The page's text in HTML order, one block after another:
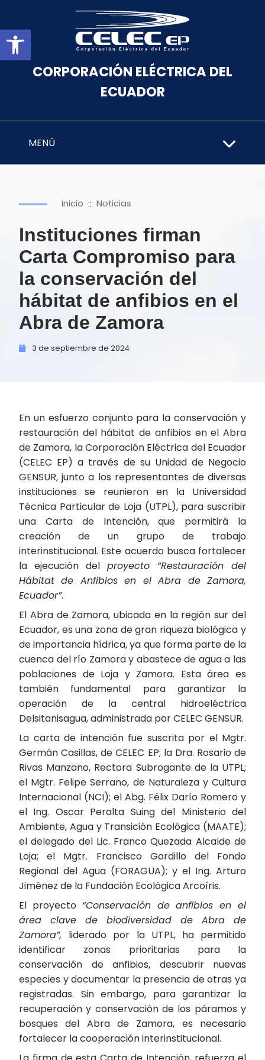
Abrir barra de herramientas
CORPORACIÓN ELÉCTRICA DEL
ECUADOR
MENÚ
Inicio :: Noticias
Instituciones firman
Carta Compromiso para
la conservación del
hábitat de anfibios en el
Abra de Zamora
3 de septiembre de 2024
En un esfuerzo conjunto para la conservación y
restauración del hábitat de anfibios en el Abra
de Zamora, la Corporación Eléctrica del Ecuador
(CELEC EP) a través de su Unidad de Negocio
GENSUR, junto a los representantes de diversas
instituciones se reunieron en la Universidad
Técnica Particular de Loja (UTPL), para suscribir
una Carta de Intención, que permitirá la
creación de un grupo de trabajo
interinstitucional. Este acuerdo busca fortalecer
la ejecución del proyecto “Restauración del
Hábitat de Anfibios en el Abra de Zamora,
Ecuador”.
El Abra de Zamora, ubicada en la región sur del
Ecuador, es una zona de gran riqueza biológica y
de importancia hídrica, ya que forma parte de la
cuenca del río Zamora y abastece de agua a las
poblaciones de Loja y Zamora. Esta área es
también fundamental para garantizar la
operación de la central hidroeléctrica
Delsitanisagua, administrada por CELEC GENSUR.
La carta de intención fue suscrita por el Mgtr.
Germán Casillas, de CELEC EP; la Dra. Rosario de
Rivas Manzano, Rectora Subrogante de la UTPL;
el Mgtr. Felipe Serrano, de Naturaleza y Cultura
Internacional (NCI); el Abg. Félix Darío Romero y
el Ing. Oscar Peralta Suing del Ministerio del
Ambiente, Agua y Transición Ecológica (MAATE);
el delegado del Lic. Franco Quezada Alcalde de
Loja; el Mgtr. Francisco Gordillo del Fondo
Regional del Agua (FORAGUA); y el Ing. Arturo
Jiménez de la Fundación Ecológica Arcoíris.
El proyecto “Conservación de anfibios en el
área clave de biodiversidad de Abra de
Zamora”, liderado por la UTPL, ha permitido
identificar zonas prioritarias para la
conservación de anfibios, descubrir nuevas
especies y documentar la presencia de otras ya
registradas. Sin embargo, para garantizar la
recuperación y conservación de los páramos y
bosques del Abra de Zamora, es necesario
fortalecer la cooperación interinstitucional.